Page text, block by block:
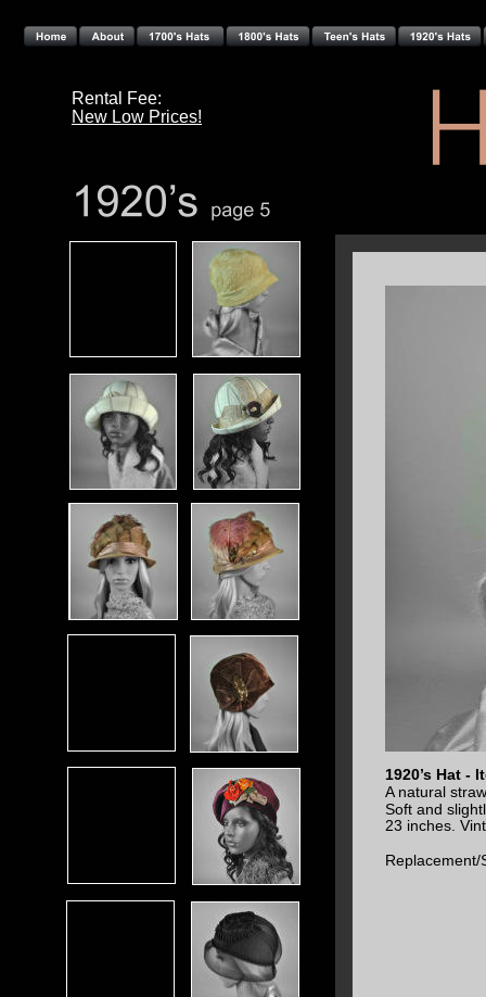
1920’s Hat -
A natural
Soft and
23 inches.
Replacement/
Rental Fee:
New Low Prices!